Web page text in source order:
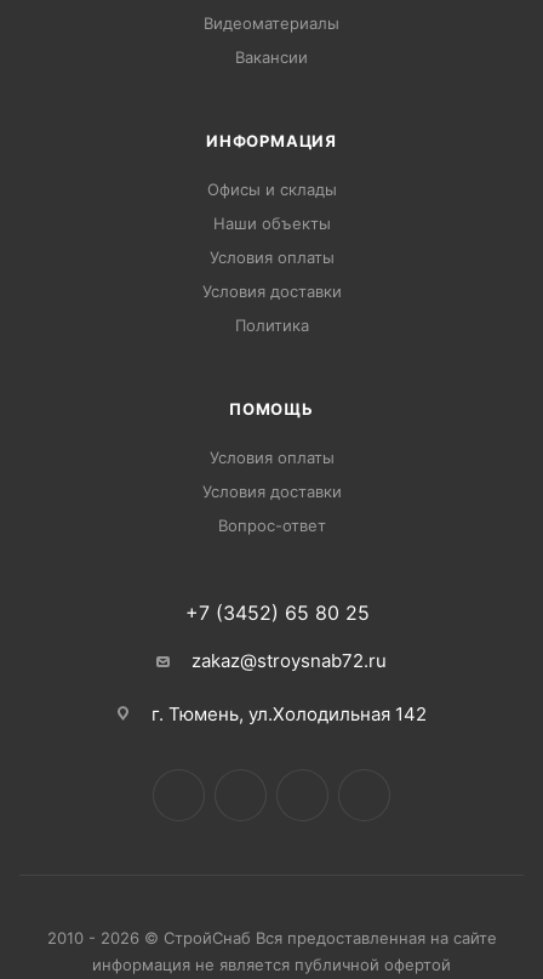
Видеоматериалы
Вакансии
ИНФОРМАЦИЯ
Офисы и склады
Наши объекты
Условия оплаты
Условия доставки
Политика
ПОМОЩЬ
Условия оплаты
Условия доставки
Вопрос-ответ
+7 (3452) 65 80 25
zakaz@stroysnab72.ru
г. Тюмень, ул.Холодильная 142
2010 - 2026 © СтройСнаб Вся предоставленная на сайте
информация не является публичной офертой